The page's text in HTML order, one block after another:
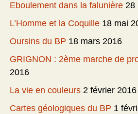
Eboulement dans la falunière 28
L’Homme et la Coquille 18 mai
Oursins du BP 18 mars 2016
GRIGNON : 2ème marche de
2016
La vie en couleurs 2 février 2016
Cartes géologiques du BP 1